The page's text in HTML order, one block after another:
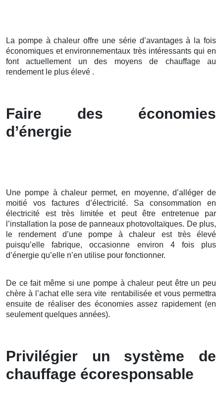
La pompe à chaleur offre une série d’avantages à la fois
économiques et environnementaux très intéressants qui en
font actuellement un des moyens de chauffage au
rendement le plus élevé .
Faire des économies
d’énergie
Une pompe à chaleur permet, en moyenne, d’alléger de
moitié vos factures d’électricité. Sa consommation en
électricité est très limitée et peut être entretenue par
l’installation la pose de panneaux photovoltaïques. De plus,
le rendement d’une pompe à chaleur est très élevé
puisqu’elle fabrique, occasionne environ 4 fois plus
d’énergie qu’elle n’en utilise pour fonctionner.
De ce fait même si une pompe à chaleur peut être un peu
chère à l’achat elle sera vite rentabilisée et vous permettra
ensuite de réaliser des économies assez rapidement (en
seulement quelques années).
Privilégier un système de
chauffage écoresponsable